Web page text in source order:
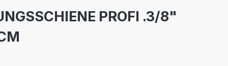
PROFI .3/8"